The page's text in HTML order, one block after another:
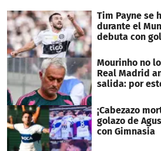
Tim Payne se
durante el
debuta con
Mourinho no
Real Madrid
salida: por
¡Cabezazo
golazo de
con Gimnasia